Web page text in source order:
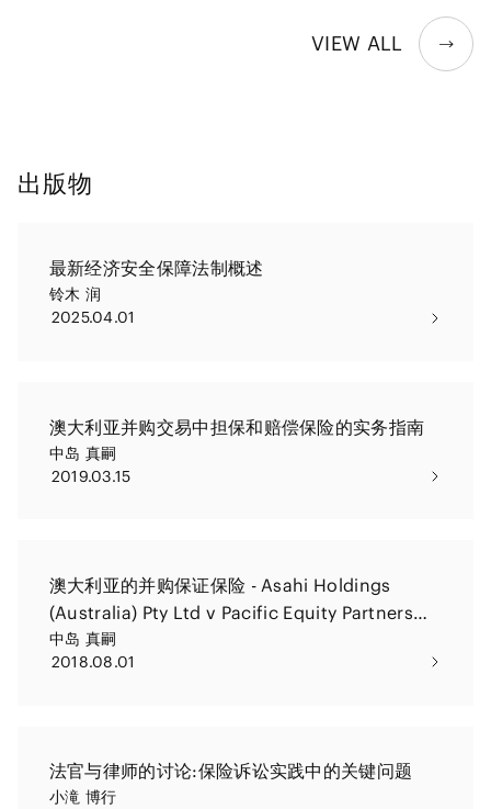
VIEW ALL
出版物
最新经济安全保障法制概述
铃木 润
2025.04.01
澳大利亚并购交易中担保和赔偿保险的实务指南
中岛 真嗣
2019.03.15
澳大利亚的并购保证保险 - Asahi Holdings
(Australia) Pty Ltd v Pacific Equity Partners
Pty Ltd
中岛 真嗣
2018.08.01
法官与律师的讨论:保险诉讼实践中的关键问题
小滝 博行